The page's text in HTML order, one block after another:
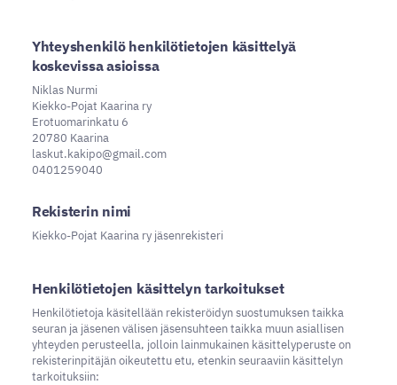
Yhteyshenkilö henkilötietojen käsittelyä
koskevissa asioissa
Niklas Nurmi
Kiekko-Pojat Kaarina ry
Erotuomarinkatu 6
20780 Kaarina
laskut.kakipo@gmail.com
0401259040
Rekisterin nimi
Kiekko-Pojat Kaarina ry jäsenrekisteri
Henkilötietojen käsittelyn tarkoitukset
Henkilötietoja käsitellään rekisteröidyn suostumuksen taikka
seuran ja jäsenen välisen jäsensuhteen taikka muun asiallisen
yhteyden perusteella, jolloin lainmukainen käsittelyperuste on
rekisterinpitäjän oikeutettu etu, etenkin seuraaviin käsittelyn
tarkoituksiin: